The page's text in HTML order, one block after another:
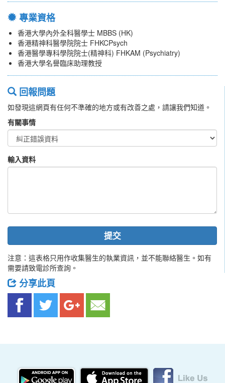
專業資格
香港大學內外全科醫學士 MBBS (HK)
香港精神科醫學院院士 FHKCPsych
香港醫學專科學院院士(精神科) FHKAM (Psychiatry)
香港大學名譽臨床助理教授
回報問題
如發現這網頁有任何不準確的地方或有改善之處，請讓我們知道。
有關事情
輸入資料
提交
注意：這表格只用作收集醫生的執業資訊，並不能聯絡醫生。如有
需要請致電診所查詢。
分享此頁